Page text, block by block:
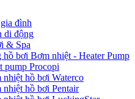
đình
di động
& Spa
bơi Bơm nhiệt - Heater Pump
pump Procopi
nhiệt hồ bơi Waterco
nhiệt hồ bơi Pentair